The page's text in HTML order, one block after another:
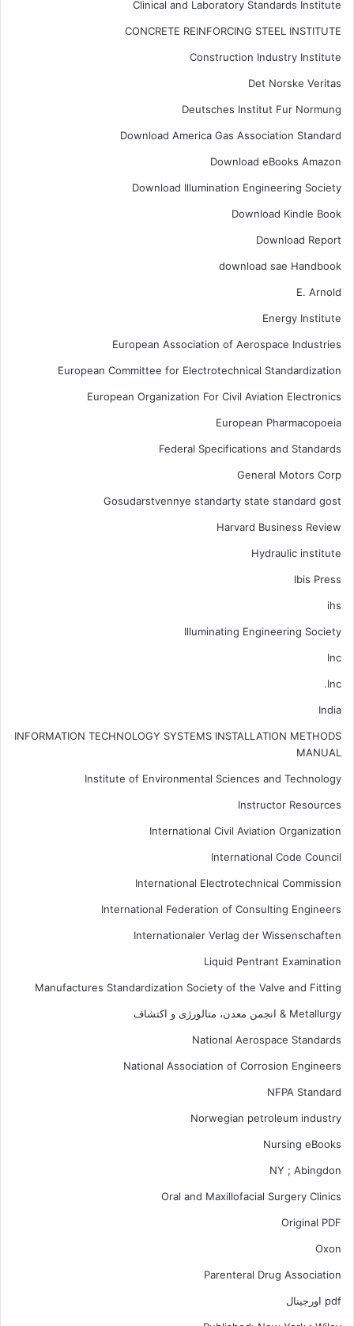
Clinical and Laboratory Standards Institute
CONCRETE REINFORCING STEEL INSTITUTE
Construction Industry Institute
Det Norske Veritas
Deutsches Institut Fur Normung
Download America Gas Association Standard
Download eBooks Amazon
Download Illumination Engineering Society
Download Kindle Book
Download Report
download sae Handbook
E. Arnold
Energy Institute
European Association of Aerospace Industries
European Committee for Electrotechnical Standardization
European Organization For Civil Aviation Electronics
European Pharmacopoeia
Federal Specifications and Standards
General Motors Corp
Gosudarstvennye standarty state standard gost
Harvard Business Review
Hydraulic institute
Ibis Press
ihs
Illuminating Engineering Society
Inc
Inc.
India
INFORMATION TECHNOLOGY SYSTEMS INSTALLATION METHODS
MANUAL
Institute of Environmental Sciences and Technology
Instructor Resources
International Civil Aviation Organization
International Code Council
International Electrotechnical Commission
International Federation of Consulting Engineers
Internationaler Verlag der Wissenschaften
Liquid Pentrant Examination
Manufactures Standardization Society of the Valve and Fitting
Metallurgy & انجمن معدن، متالورژی و اکتشاف
National Aerospace Standards
National Association of Corrosion Engineers
NFPA Standard
Norwegian petroleum industry
Nursing eBooks
NY ; Abingdon
Oral and Maxillofacial Surgery Clinics
Original PDF
Oxon
Parenteral Drug Association
pdf اورجینال